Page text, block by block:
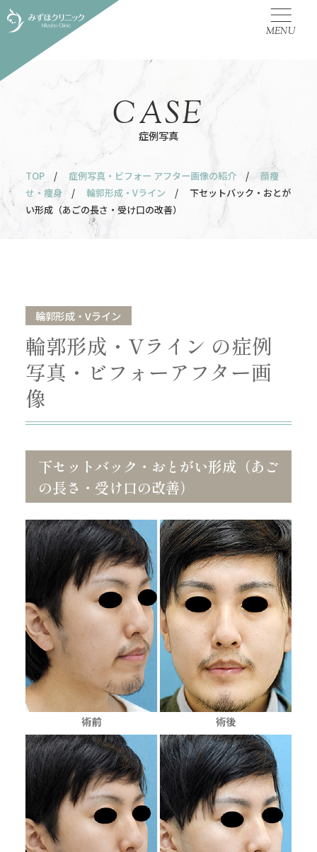
MENU
症例写真
CASE
TOP / 症例写真・ビフォー アフター画像の紹介 /
顔痩
せ・痩身
/ 輪郭形成・Vライン
/ 下セットバック・おとが
い形成（あごの長さ・受け口の改善）
輪郭形成・Vライン
輪郭形成・Vライン の症例
写真・ビフォーアフター画
像
下セットバック・おとがい形成（あご
の長さ・受け口の改善）